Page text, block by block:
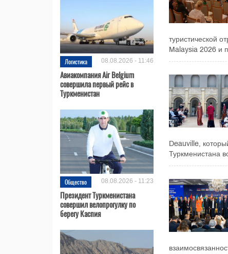
Логистика 08.08.2026 - 11:46
Авиакомпания Air Belgium
совершила первый рейс в
Туркменистан
Общество 08.08.2026 - 11:23
Президент Туркменистана
совершил велопрогулку по
берегу Каспия
туристической
Malaysia 2026 и
Deauville,
Туркменистана